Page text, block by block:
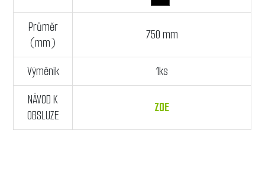
Průměr
(mm)
750 mm
Výměník
1ks
NÁVOD K
OBSLUZE
ZDE